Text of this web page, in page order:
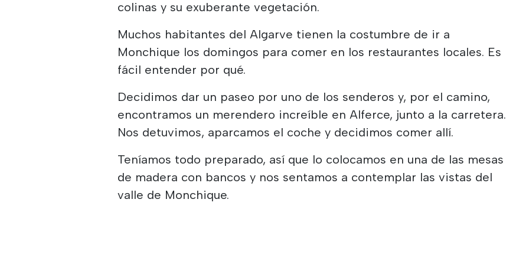
colinas y su exuberante vegetación.
Muchos habitantes del Algarve tienen la costumbre de ir a
Monchique los domingos para comer en los restaurantes locales. Es
fácil entender por qué.
Decidimos dar un paseo por uno de los senderos y, por el camino,
encontramos un merendero increíble en Alferce, junto a la carretera.
Nos detuvimos, aparcamos el coche y decidimos comer allí.
Teníamos todo preparado, así que lo colocamos en una de las mesas
de madera con bancos y nos sentamos a contemplar las vistas del
valle de Monchique.